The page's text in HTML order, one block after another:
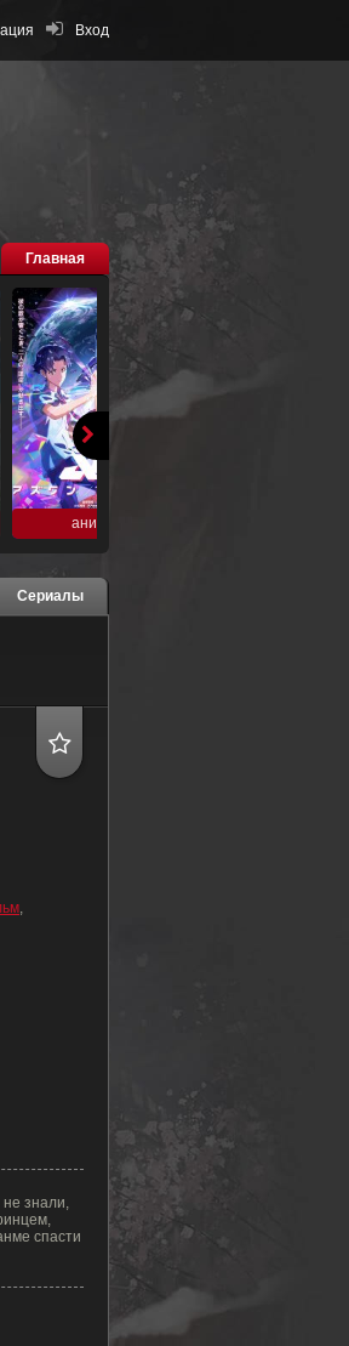
Вход
Главная
аниме
Сериалы
,
знали,
спасти